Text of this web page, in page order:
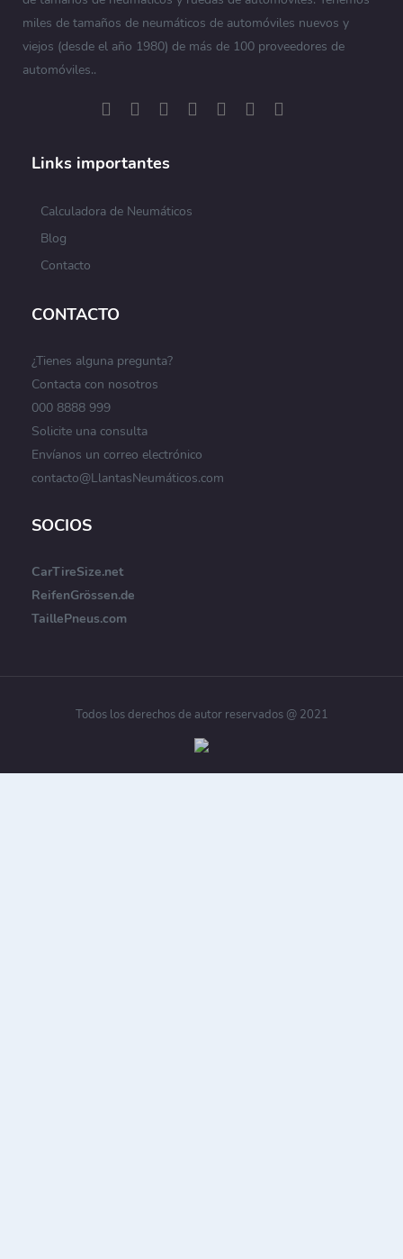
miles de tamaños de neumáticos de automóviles nuevos y
viejos (desde el año 1980) de más de 100 proveedores de
automóviles..
Links importantes
Calculadora de Neumáticos
Blog
Contacto
CONTACTO
¿Tienes alguna pregunta?
Contacta con nosotros
000 8888 999
Solicite una consulta
Envíanos un correo electrónico
contacto@LlantasNeumáticos.com
SOCIOS
CarTireSize.net
ReifenGrössen.de
TaillePneus.com
Todos los derechos de autor reservados @ 2021